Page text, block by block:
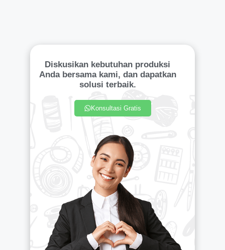
Diskusikan kebutuhan produksi
Anda bersama kami, dan dapatkan
solusi terbaik.
Konsultasi Gratis